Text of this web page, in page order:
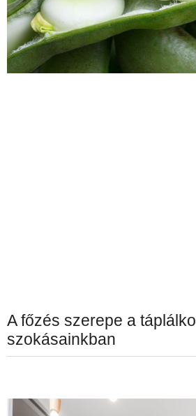
A főzés szerepe a
szokásainkban